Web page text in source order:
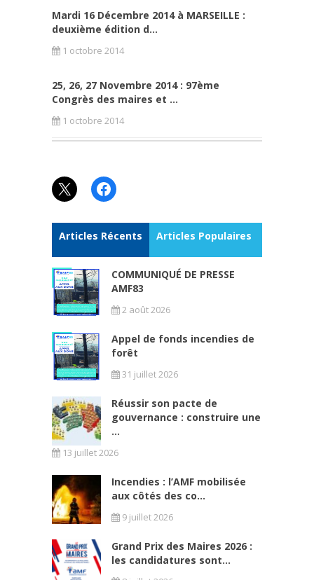
Mardi 16 Décembre 2014 à MARSEILLE :
deuxième édition d...
1 octobre 2014
25, 26, 27 Novembre 2014 : 97ème
Congrès des maires et ...
1 octobre 2014
X Facebook
Articles Récents Articles Populaires
COMMUNIQUÉ DE PRESSE
AMF83
2 août 2026
Appel de fonds incendies de
forêt
31 juillet 2026
Réussir son pacte de
gouvernance : construire une
...
13 juillet 2026
Incendies : l’AMF mobilisée
aux côtés des co...
9 juillet 2026
Grand Prix des Maires 2026 :
les candidatures sont...